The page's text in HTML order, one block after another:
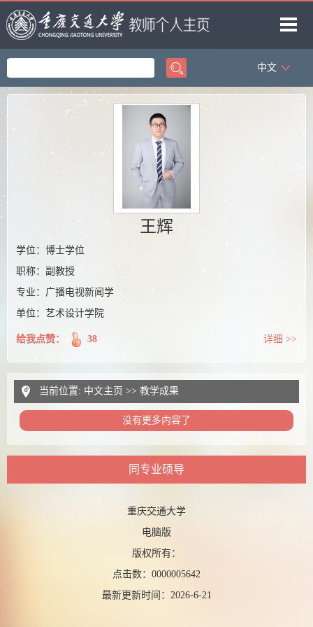
首页
中文
王辉
学位：博士学位
职称：副教授
专业：广播电视新闻学
单位：艺术设计学院
给我点赞： 38 详细 >>
当前位置: 中文主页 >> 教学成果
没有更多内容了
同专业硕导
重庆交通大学
电脑版
版权所有：
点击数： 0000005642
最新更新时间： 2026-6-21